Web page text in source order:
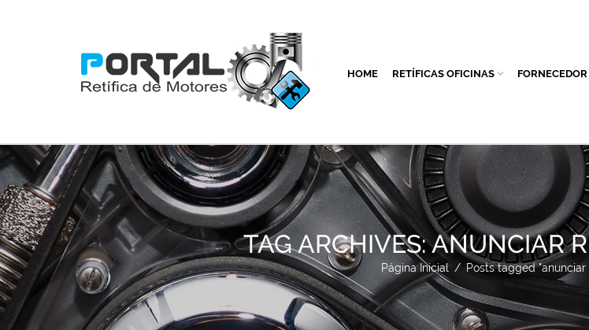
HOME RETÍFICAS OFICINAS FORNECEDOR
TAG ARCHIVES: ANUNCIAR
Página Inicial / Posts tagged